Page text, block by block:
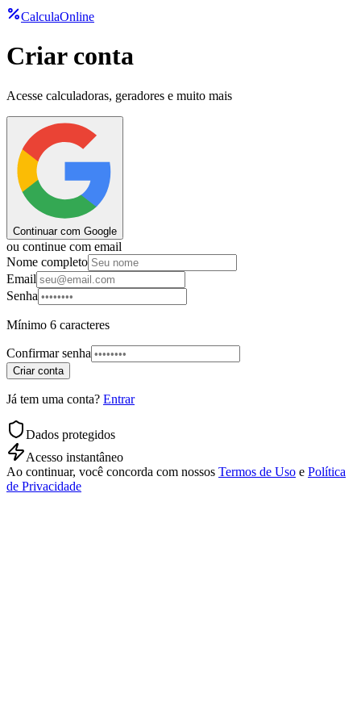
CalculaOnline
Criar conta
Acesse calculadoras, geradores e muito mais
Continuar com Google
ou continue com email
Nome completo
Email
Senha
Mínimo 6 caracteres
Confirmar senha
Criar conta
Já tem uma conta? Entrar
Dados protegidos
Acesso instantâneo
Ao continuar, você concorda com nossos Termos de Uso e Política
de Privacidade